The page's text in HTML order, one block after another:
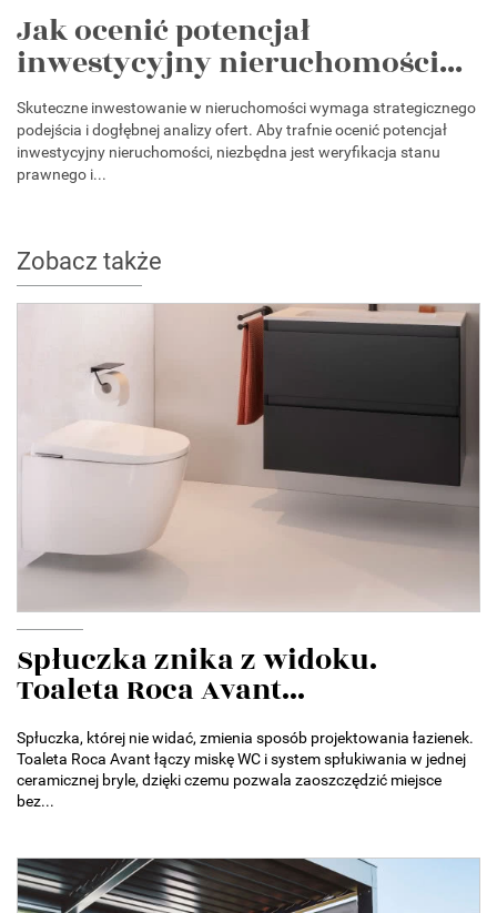
Jak ocenić potencjał
inwestycyjny nieruchomości...
Skuteczne inwestowanie w nieruchomości wymaga strategicznego
podejścia i dogłębnej analizy ofert. Aby trafnie ocenić potencjał
inwestycyjny nieruchomości, niezbędna jest weryfikacja stanu
prawnego i...
Zobacz także
Spłuczka znika z widoku.
Toaleta Roca Avant...
Spłuczka, której nie widać, zmienia sposób projektowania łazienek.
Toaleta Roca Avant łączy miskę WC i system spłukiwania w jednej
ceramicznej bryle, dzięki czemu pozwala zaoszczędzić miejsce
bez...